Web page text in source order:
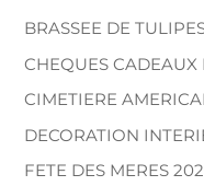
BRASSEE DE
CHEQUES CADEAUX
CIMETIERE
DECORATION
FETE DES MERES